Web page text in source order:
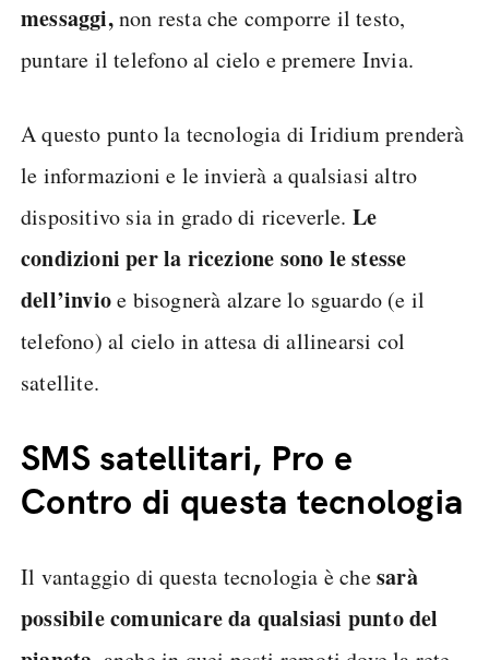
messaggi,non resta che comporre il testo,
puntare il telefono al cielo e premere Invia.
A questo punto la tecnologia di Iridium prenderà
le informazioni e le invierà a qualsiasi altro
dispositivo sia in grado di riceverle. Le
condizioni per la ricezione sono le stesse
dell’invioe bisognerà alzare lo sguardo (e il
telefono) al cielo in attesa di allinearsi col
satellite.
SMS satellitari, Pro e
Contro di questa tecnologia
Il vantaggio di questa tecnologia è chesarà
possibile comunicare da qualsiasi punto del